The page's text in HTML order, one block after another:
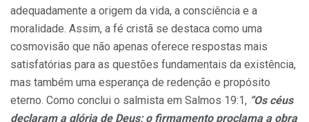
adequadamente a origem da vida, a consciência e a
moralidade. Assim, a fé cristã se destaca como uma
cosmovisão que não apenas oferece respostas mais
satisfatórias para as questões fundamentais da existência,
mas também uma esperança de redenção e propósito
eterno. Como conclui o salmista em Salmos 19:1, “Os céus
declaram a glória de Deus; o firmamento proclama a obra